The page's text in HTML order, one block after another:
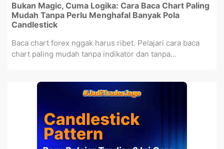
Bukan Magic, Cuma Logika: Cara Baca Chart Paling
Mudah Tanpa Perlu Menghafal Banyak Pola
Candlestick
Baca chart forex nggak harus ribet. Pelajari cara baca
chart paling mudah tanpa indikator dan tanpa...